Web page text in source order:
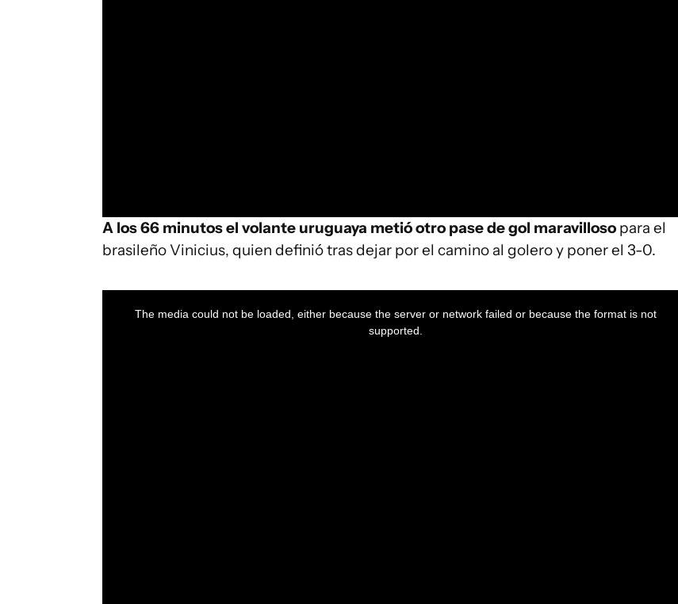
A los 66 minutos el volante uruguaya metió otro pase de gol maravilloso para el
brasileño Vinicius, quien definió tras dejar por el camino al golero y poner el 3-0.
The media could not be loaded, either because the server or network failed or because the format is not
supported.